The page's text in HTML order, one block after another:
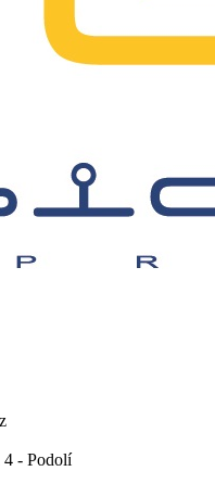
4 - Podolí